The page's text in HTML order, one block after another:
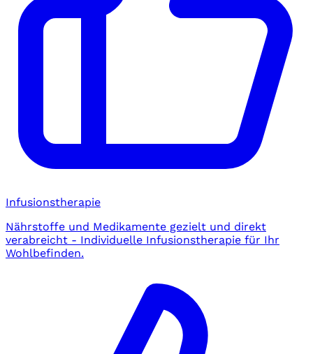
Infusionstherapie
Nährstoffe und Medikamente gezielt und direkt
verabreicht - Individuelle Infusionstherapie für Ihr
Wohlbefinden.